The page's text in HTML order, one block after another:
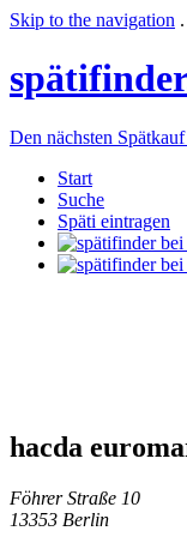
Skip to the navigation .
späti
Den nächsten
Start
Suche
Späti eintragen
hacda
Föhrer Straße 10
13353 Berlin